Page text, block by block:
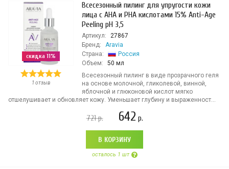
скидка 11%
1 отзыв
Всесезонный пилинг для упругости кожи
лица с AHA и PHA кислотами 15% Anti-Age
Peeling pH 3,5
Артикул:
27867
Бренд:
Aravia
Страна:
Россия
Объем:
50 мл
Всесезонный пилинг в виде прозрачного геля
на основе молочной, гликолевой, винной,
яблочной и глюконовой кислот мягко
отшелушивает и обновляет кожу. Уменьшает глубину и выраженност...
721р. 642 р.
В КОРЗИНУ
осталось 1 шт